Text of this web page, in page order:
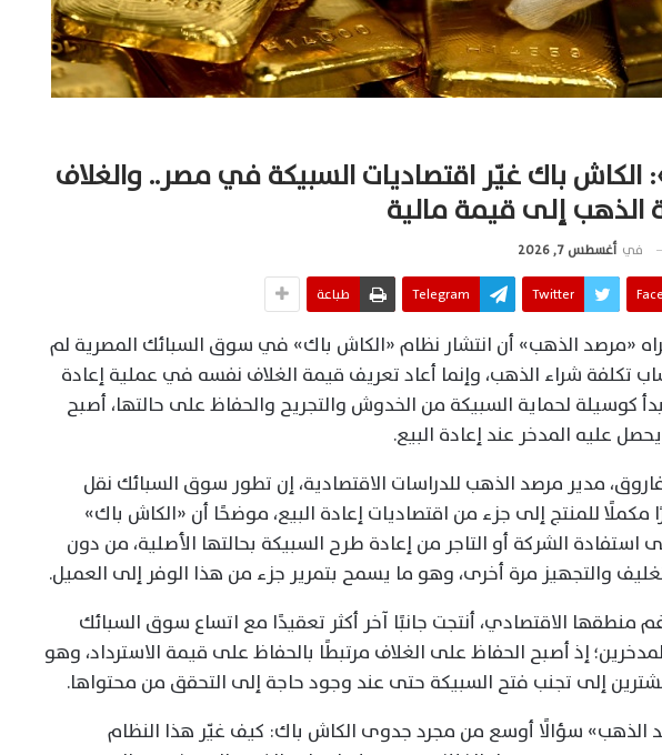
باك غيّر اقتصاديات السبيكة في مصر.. والغلاف
الذهب إلى قيمة مالية
في أغسطس 7, 2026
Twitter
Telegram طباعة
«مرصد الذهب» أن انتشار نظام «الكاش باك» في سوق السبائك المصرية لم
تكلفة شراء الذهب، وإنما أعاد تعريف قيمة الغلاف نفسه في عملية إعادة
كوسيلة لحماية السبيكة من الخدوش والتجريح والحفاظ على حالتها، أصبح
عليه المدخر عند إعادة البيع.
مدير مرصد الذهب للدراسات الاقتصادية، إن تطور سوق السبائك نقل
مكملًا للمنتج إلى جزء من اقتصاديات إعادة البيع، موضحًا أن «الكاش باك»
الشركة أو التاجر من إعادة طرح السبيكة بحالتها الأصلية، من دون
والتجهيز مرة أخرى، وهو ما يسمح بتمرير جزء من هذا الوفر إلى العميل.
منطقها الاقتصادي، أنتجت جانبًا آخر أكثر تعقيدًا مع اتساع سوق السبائك
إذ أصبح الحفاظ على الغلاف مرتبطًا بالحفاظ على قيمة الاسترداد، وهو
إلى تجنب فتح السبيكة حتى عند وجود حاجة إلى التحقق من محتواها.
الذهب» سؤالًا أوسع من مجرد جدوى الكاش باك: كيف غيّر هذا النظام